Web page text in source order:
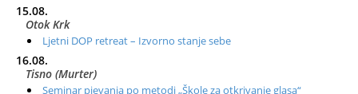
15.08.
Otok Krk
Ljetni DOP retreat – Izvorno stanje sebe
16.08.
Tisno (Murter)
Seminar pjevanja po metodi „Škole za otkrivanje glasa“